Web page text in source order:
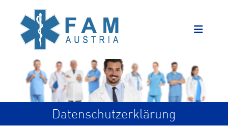
Datenschutzerklärung